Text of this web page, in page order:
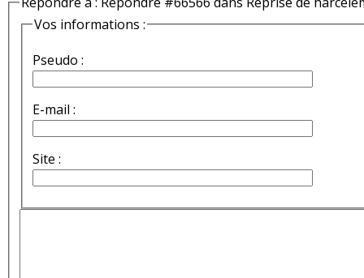
Vos informations :
Pseudo :
E-mail :
Site :